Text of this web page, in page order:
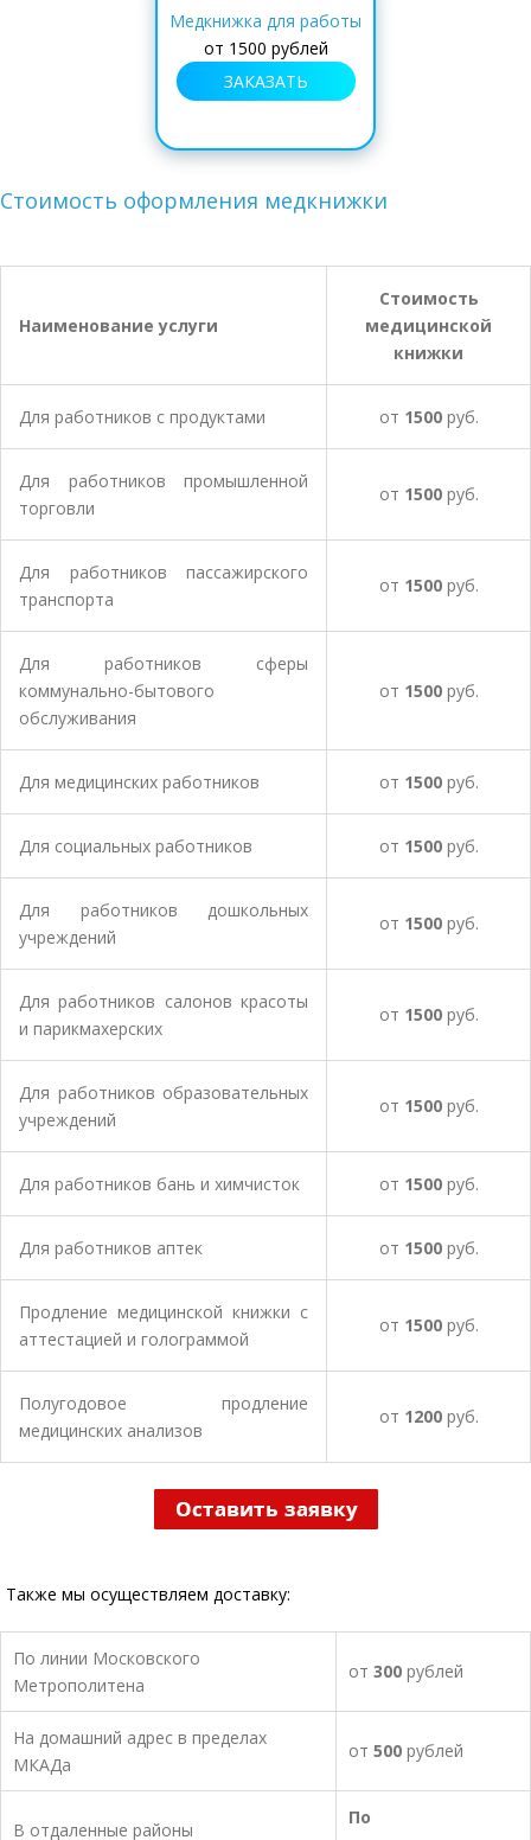
Медкнижка для работы
от 1500 рублей
ЗАКАЗАТЬ
Стоимость оформления медкнижки
Наименование услуги
Стоимость
медицинской
книжки
Для работников с продуктами от 1500руб.
Для работников промышленной
торговли
от 1500руб.
Для работников пассажирского
транспорта
от 1500руб.
Для работников сферы
коммунально-бытового
обслуживания
от 1500руб.
Для медицинских работников от 1500руб.
Для социальных работников от 1500руб.
Для работников дошкольных
учреждений
от 1500руб.
Для работников салонов красоты
и парикмахерских
от 1500руб.
Для работников образовательных
учреждений
от 1500руб.
Для работников бань и химчисток от 1500руб.
Для работников аптек от 1500руб.
Продление медицинской книжки с
аттестацией и голограммой
от 1500руб.
Полугодовое продление
медицинских анализов
от 1200руб.
Также мы осуществляем доставку:
По линии Московского
Метрополитена
от 300 рублей
На домашний адрес в пределах
МКАДа
от 500 рублей
В отдаленные районы
По